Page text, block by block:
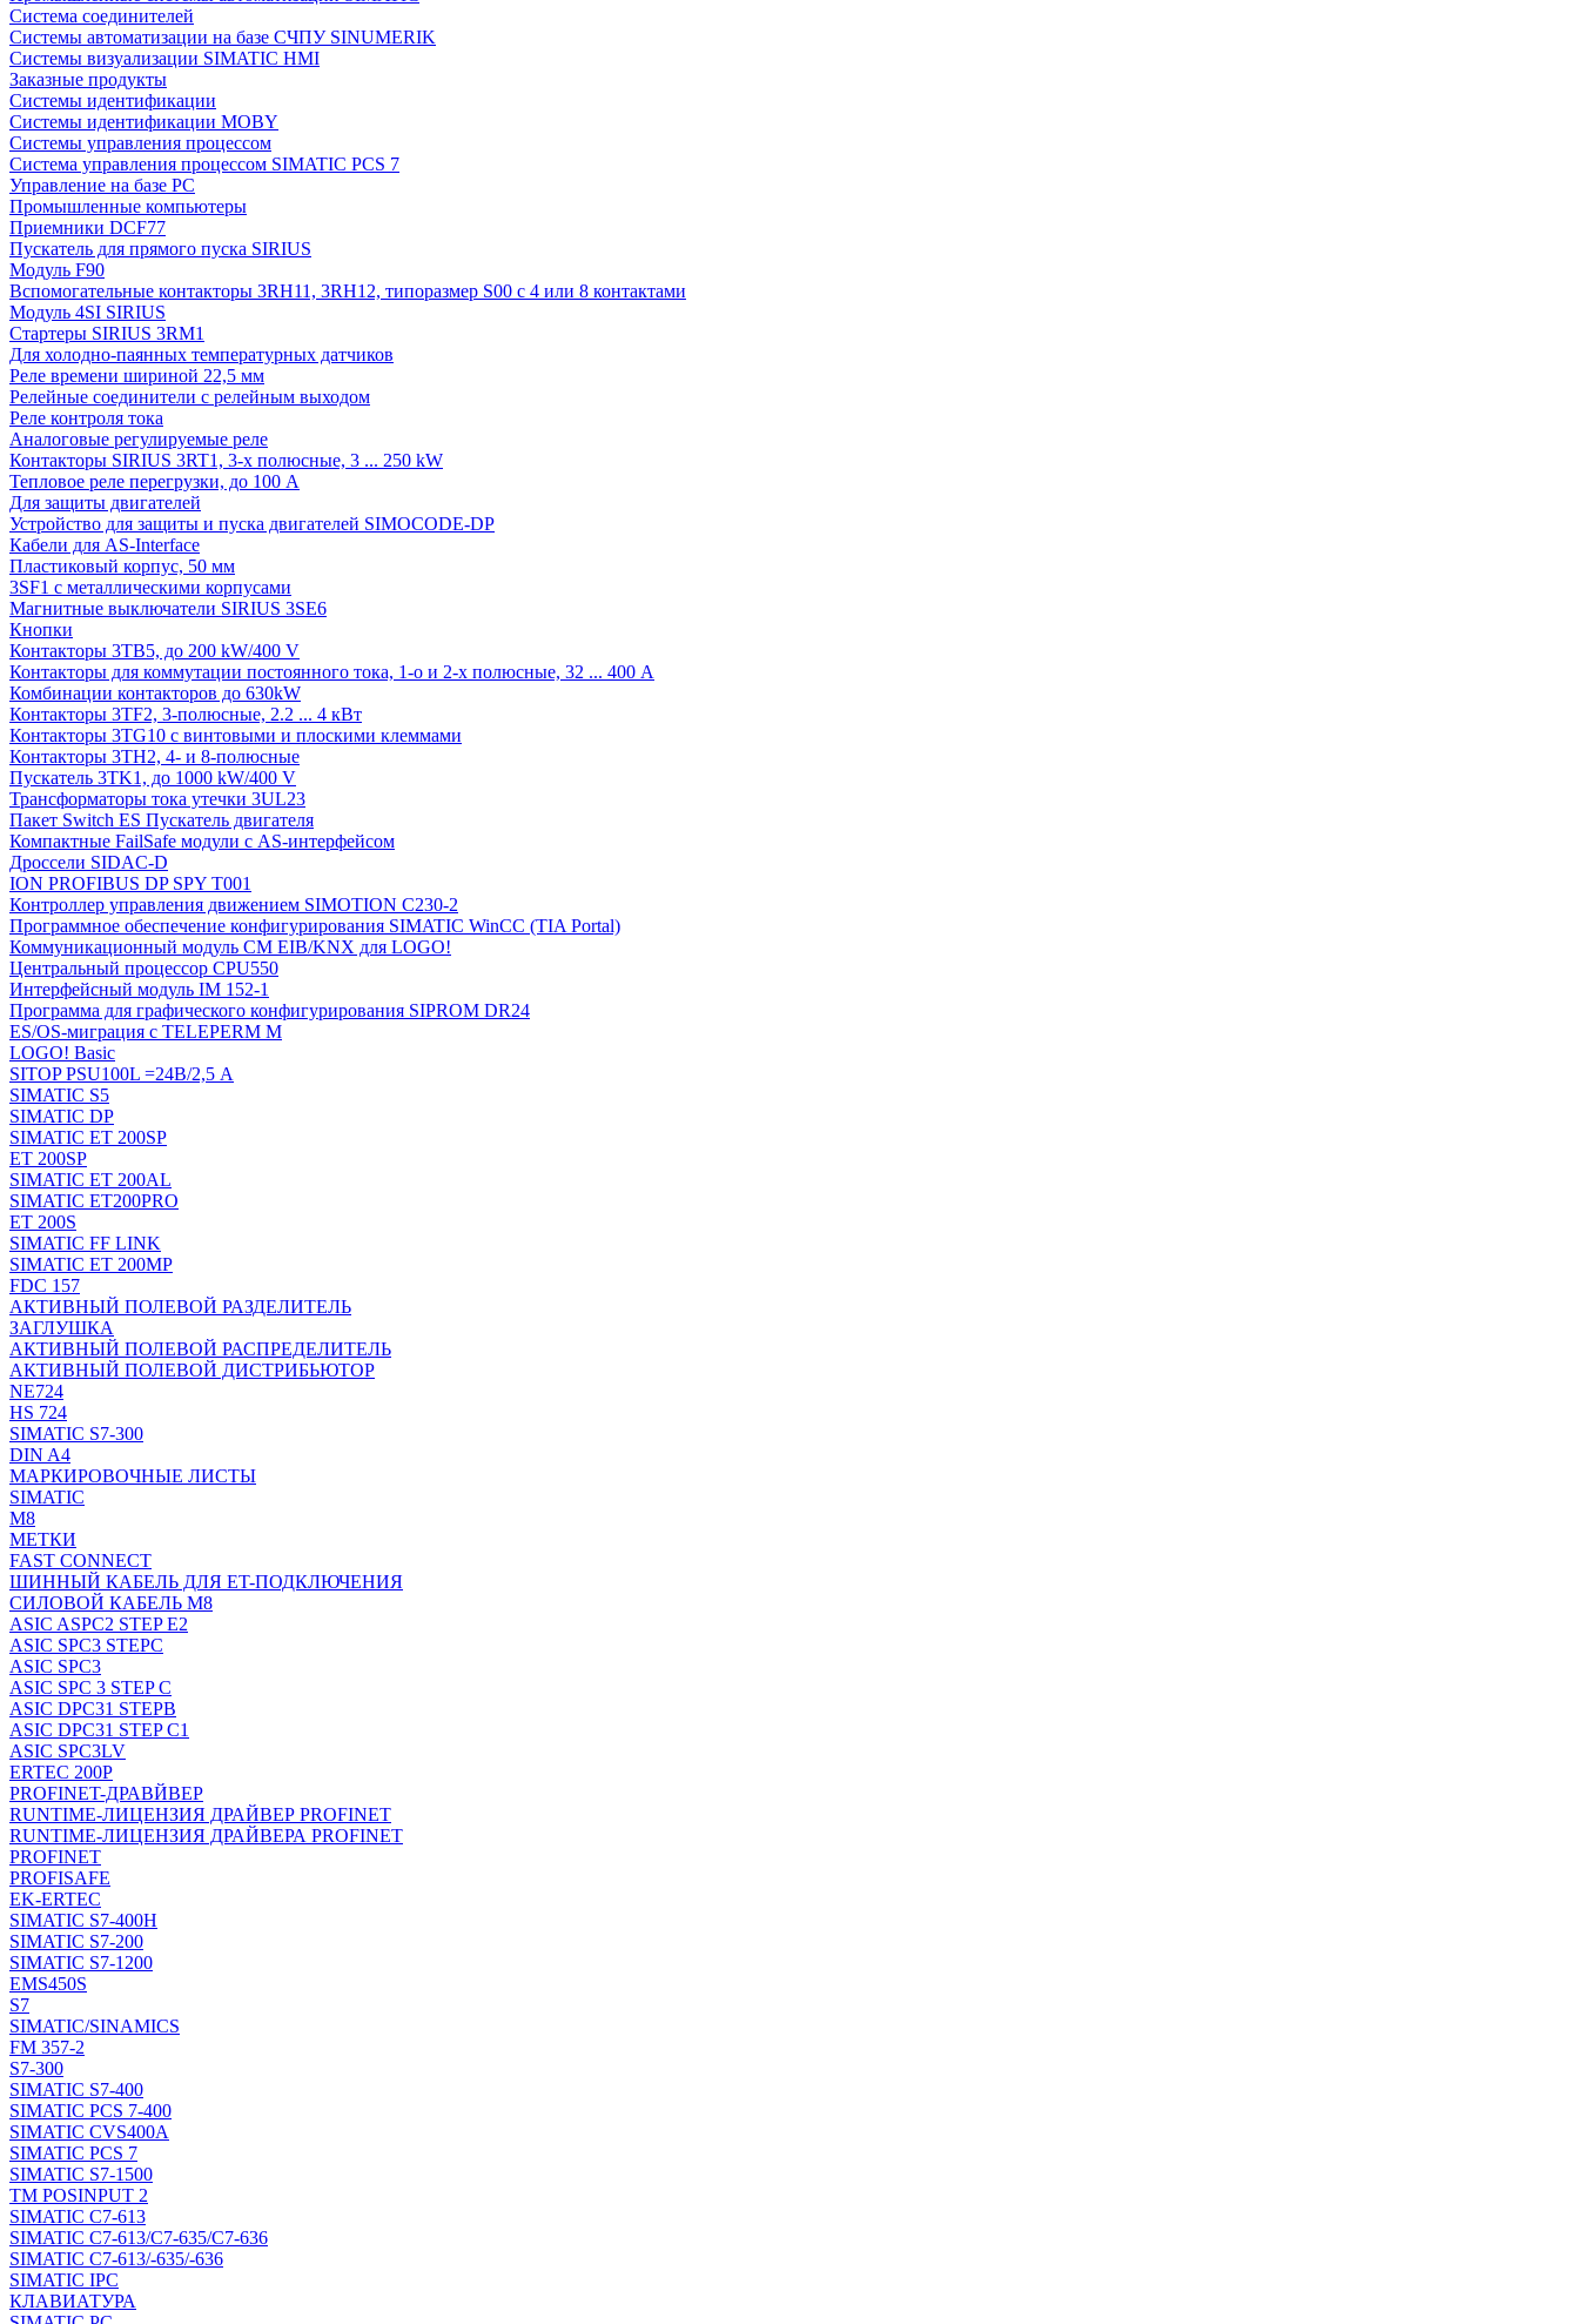
Система соединителей
Системы автоматизации на базе СЧПУ SINUMERIK
Системы визуализации SIMATIC HMI
Заказные продукты
Системы идентификации
Системы идентификации MOBY
Системы управления процессом
Система управления процессом SIMATIC PCS 7
Управление на базе РС
Промышленные компьютеры
Приемники DCF77
Пускатель для прямого пуска SIRIUS
Модуль F90
Вспомогательные контакторы 3RH11, 3RH12, типоразмер S00 с 4 или 8 контактами
Модуль 4SI SIRIUS
Стартеры SIRIUS 3RM1
Для холодно-паянных температурных датчиков
Реле времени шириной 22,5 мм
Релейные соединители с релейным выходом
Реле контроля тока
Аналоговые регулируемые реле
Контакторы SIRIUS 3RT1, 3-х полюсные, 3 ... 250 kW
Тепловое реле перегрузки, до 100 A
Для защиты двигателей
Устройство для защиты и пуска двигателей SIMOCODE-DP
Кабели для AS-Interface
Пластиковый корпус, 50 мм
3SF1 с металлическими корпусами
Магнитные выключатели SIRIUS 3SE6
Кнопки
Контакторы 3TB5, до 200 kW/400 V
Контакторы для коммутации постоянного тока, 1-о и 2-х полюсные, 32 ... 400 A
Комбинации контакторов до 630kW
Контакторы 3TF2, 3-полюсные, 2.2 ... 4 кВт
Контакторы 3TG10 c винтовыми и плоскими клеммами
Контакторы 3TH2, 4- и 8-полюсные
Пускатель 3TK1, до 1000 kW/400 V
Трансформаторы тока утечки 3UL23
Пакет Switch ES Пускатель двигателя
Компактные FailSafe модули с AS-интерфейсом
Дроссели SIDAC-D
ION PROFIBUS DP SPY T001
Контроллер управления движением SIMOTION C230-2
Программное обеспечение конфигурирования SIMATIC WinCC (TIA Portal)
Коммуникационный модуль CM EIB/KNX для LOGO!
Центральный процессор CPU550
Интерфейсный модуль IM 152-1
Программа для графического конфигурирования SIPROM DR24
ES/OS-миграция с TELEPERM M
LOGO! Basic
SITOP PSU100L =24В/2,5 A
SIMATIC S5
SIMATIC DP
SIMATIC ET 200SP
ET 200SP
SIMATIC ET 200AL
SIMATIC ET200PRO
ET 200S
SIMATIC FF LINK
SIMATIC ET 200MP
FDC 157
АКТИВНЫЙ ПОЛЕВОЙ РАЗДЕЛИТЕЛЬ
ЗАГЛУШКА
АКТИВНЫЙ ПОЛЕВОЙ РАСПРЕДЕЛИТЕЛЬ
АКТИВНЫЙ ПОЛЕВОЙ ДИСТРИБЬЮТОР
NE724
HS 724
SIMATIC S7-300
DIN A4
МАРКИРОВОЧНЫЕ ЛИСТЫ
SIMATIC
M8
МЕТКИ
FAST CONNECT
ШИННЫЙ КАБЕЛЬ ДЛЯ ET-ПОДКЛЮЧЕНИЯ
СИЛОВОЙ КАБЕЛЬ M8
ASIC ASPC2 STEP E2
ASIC SPC3 STEPC
ASIC SPC3
ASIC SPC 3 STEP C
ASIC DPC31 STEPB
ASIC DPC31 STEP C1
ASIC SPC3LV
ERTEC 200P
PROFINET-ДРАВЙВЕР
RUNTIME-ЛИЦЕНЗИЯ ДРАЙВЕР PROFINET
RUNTIME-ЛИЦЕНЗИЯ ДРАЙВЕРА PROFINET
PROFINET
PROFISAFE
EK-ERTEC
SIMATIC S7-400H
SIMATIC S7-200
SIMATIC S7-1200
EMS450S
S7
SIMATIC/SINAMICS
FM 357-2
S7-300
SIMATIC S7-400
SIMATIC PCS 7-400
SIMATIC CVS400A
SIMATIC PCS 7
SIMATIC S7-1500
TM POSINPUT 2
SIMATIC C7-613
SIMATIC C7-613/C7-635/C7-636
SIMATIC C7-613/-635/-636
SIMATIC IPC
КЛАВИАТУРА